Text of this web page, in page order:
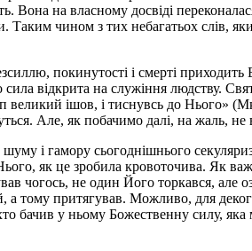
на власному досвіді
Таким чином з тих небагатьох слів,
покинутості і смерті
відкрита на служіння людству.
великий ішов, і тиснувсь до Нього»
Але, як побачимо далі, на жаль, не
і гамору сьогоднішнього
як це зробила кровоточива. Як
чогось, не один Його торкався, але
тому притягував. Можливо, для
у ньому Божественну силу, яка